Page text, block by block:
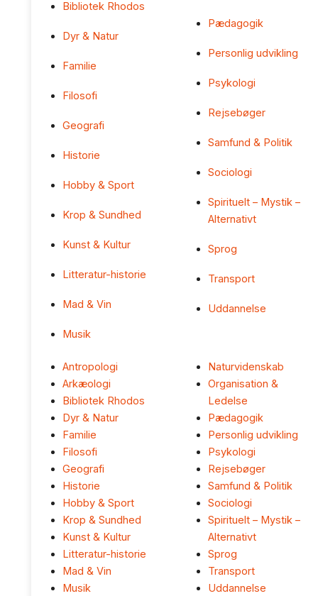
Bibliotek Rhodos
Dyr & Natur
Familie
Filosofi
Geografi
Historie
Hobby & Sport
Krop & Sundhed
Kunst & Kultur
Litteratur-historie
Mad & Vin
Musik
Pædagogik
Personlig udvikling
Psykologi
Rejsebøger
Samfund & Politik
Sociologi
Spirituelt – Mystik –
Alternativt
Sprog
Transport
Uddannelse
Antropologi
Arkæologi
Bibliotek Rhodos
Dyr & Natur
Familie
Filosofi
Geografi
Historie
Hobby & Sport
Krop & Sundhed
Kunst & Kultur
Litteratur-historie
Mad & Vin
Musik
Naturvidenskab
Organisation &
Ledelse
Pædagogik
Personlig udvikling
Psykologi
Rejsebøger
Samfund & Politik
Sociologi
Spirituelt – Mystik –
Alternativt
Sprog
Transport
Uddannelse